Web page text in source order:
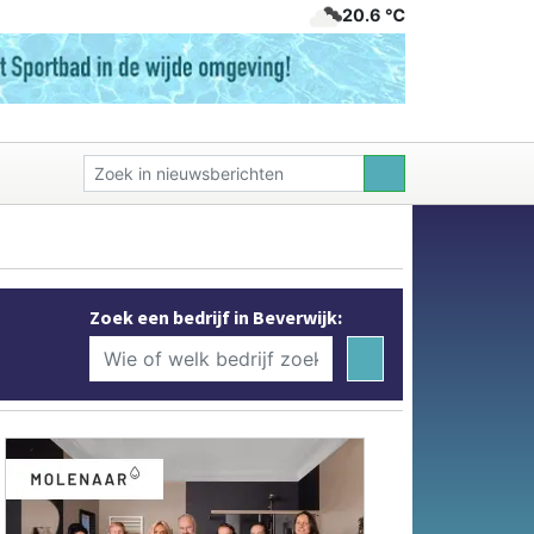
20.6 ℃
Zoek een bedrijf in Beverwijk: